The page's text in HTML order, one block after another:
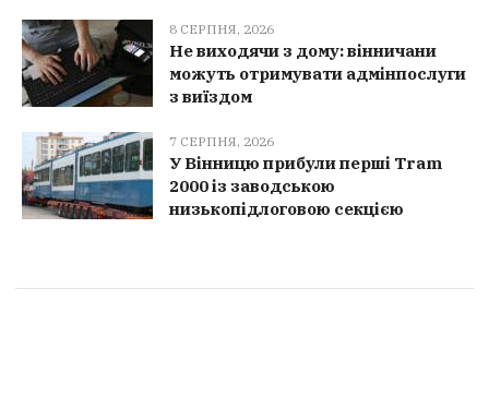
8 СЕРПНЯ, 2026
Не виходячи з дому: вінничани
можуть отримувати адмінпослуги
з виїздом
7 СЕРПНЯ, 2026
У Вінницю прибули перші Tram
2000 із заводською
низькопідлоговою секцією